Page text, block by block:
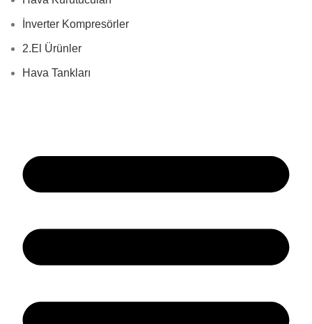
İnverter Kompresörler
2.El Ürünler
Hava Tankları